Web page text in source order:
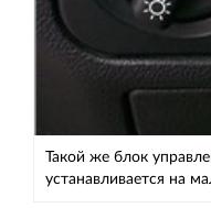
Такой же блок
устанавливается на